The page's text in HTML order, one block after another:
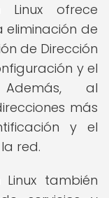
ofrece
eliminación de
de Dirección
y el
al
más
y el
red.
también